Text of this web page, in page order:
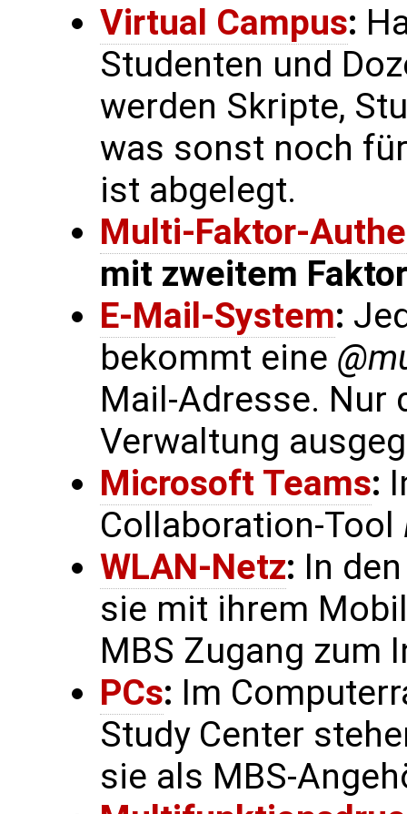
Virtual Campus:
Studenten und
werden Skripte,
was sonst noch
ist abgelegt.
Multi-Faktor-
mit zweitem Faktor
E-Mail-System:
bekommt eine
Mail-Adresse. Nur
Verwaltung
Microsoft Teams:
Collaboration-Tool
WLAN-Netz: In
sie mit ihrem
MBS Zugang zum
PCs: Im
Study Center
sie als MBS-